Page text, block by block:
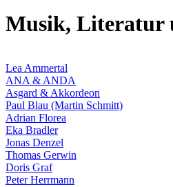
Musik, Literatur
Lea Ammertal
ANA & ANDA
Asgard & Akkordeon
Paul Blau (Martin Schmitt)
Adrian Florea
Eka Bradler
Jonas Denzel
Thomas Gerwin
Doris Graf
Peter Herrmann